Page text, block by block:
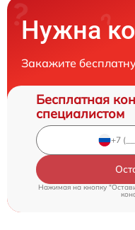
Нужна
Закажите
Бесплатная
специалистом
Нажимая на кнопку